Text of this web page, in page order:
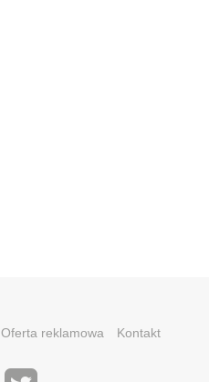
Oferta reklamowa Kontakt